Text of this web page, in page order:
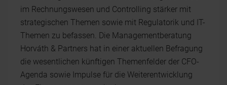
im Rechnungswesen und Controlling stärker mit
strategischen Themen sowie mit Regulatorik und IT-
Themen zu befassen. Die Managementberatung
Horváth & Partners hat in einer aktuellen Befragung
die wesentlichen künftigen Themenfelder der CFO-
Agenda sowie Impulse für die Weiterentwicklung